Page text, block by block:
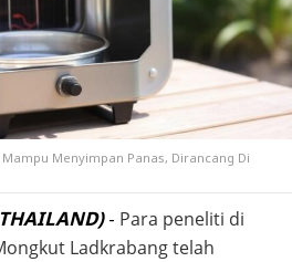
Menyimpan Panas, Dirancang Di
- Para peneliti di
Ladkrabang telah